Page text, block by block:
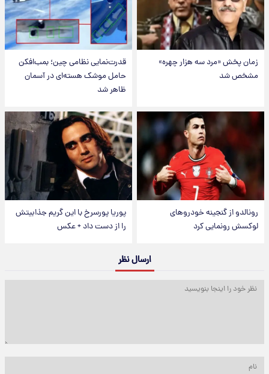
زمان پخش «مرد سه هزار چهره»
مشخص شد
قدرت‌نمایی نظامی چین؛ بمب‌افکن
حامل موشک هسته‌ای در آسمان
ظاهر شد
رونالدو از گنجینه خودروهای
لوکسش رونمایی کرد
پوریا پورسرخ با این گریم جذابیتش
را از دست داد + عکس
ارسال نظر